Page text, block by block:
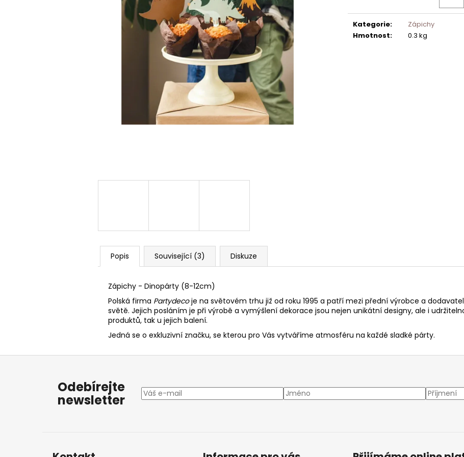
Kategorie:
Zápichy
Hmotnost: 0.3 kg
Popis Související (3) Diskuze
Zápichy - Dinopárty (8-12cm)
Polská firma Partydecoje na světovém trhu již od roku 1995 a patří mezi přední výrobce a
světě. Jejich posláním je při výrobě a vymýšlení dekorace jsou nejen unikátní designy, ale i
produktů, tak u jejich balení.
Jedná se o exkluzivní značku, se kterou pro Vás vytváříme atmosféru na každé sladké párty.
Z
Odebírejte
newsletter